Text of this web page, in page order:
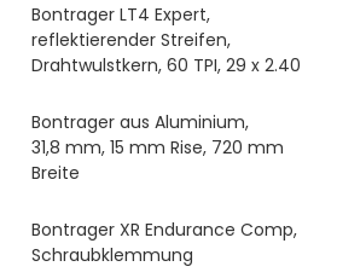
Bontrager LT4 Expert,
reflektierender Streifen,
Drahtwulstkern, 60 TPI, 29 x 2.40
Bontrager aus Aluminium,
31,8 mm, 15 mm Rise, 720 mm
Breite
Bontrager XR Endurance Comp,
Schraubklemmung